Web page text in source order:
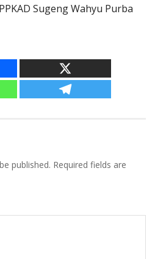
Sugeng Wahyu Purba
published. Required fields are